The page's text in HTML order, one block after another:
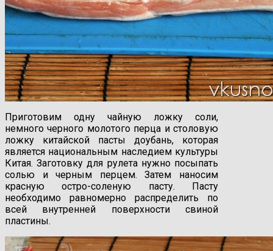
Приготовим одну чайную ложку соли,
немного черного молотого перца и столовую
ложку китайской пасты доубань, которая
является национальным наследием культуры
Китая. Заготовку для рулета нужно посыпать
солью и черным перцем. Затем наносим
красную остро-соленую пасту. Пасту
необходимо равномерно распределить по
всей внутренней поверхности свиной
пластины.